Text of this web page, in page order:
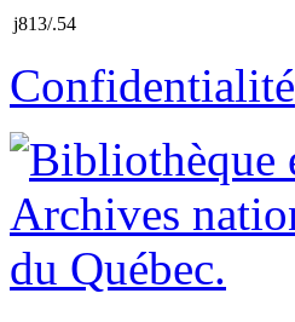
j813/.54
Confidentialité